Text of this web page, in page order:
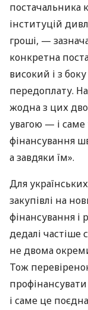
постачальника
інституцій
гроші, —
конкретна
високий і з
передоплату.
жодна з цих
увагою — і
фінансування
а завдяки їм».
Для
закупівлі на
фінансування і
дедалі частіше
не двома
Тож
і саме це